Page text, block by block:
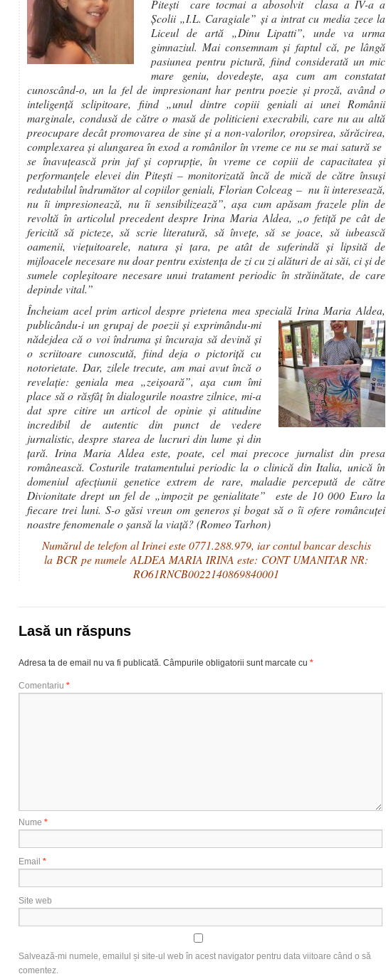
Pitești care tocmai a abosolvit clasa a IV-a a
Școlii „I.L. Caragiale” și a intrat cu media zece la
Liceul de artă „Dinu Lipatti”, unde va urma
gimnaziul. Mai consemnam și faptul că, pe lângă
pasiunea pentru pictură, fiind considerată un mic
mare geniu, dovedește, așa cum am constatat
cunoscând-o, un la fel de impresionant har pentru poezie și proză, având o
inteligență sclipitoare, fiind „unul dintre copiii geniali ai unei Românii
marginale, condusă de către o masă de politicieni execrabili, care nu au altă
preocupare decât promovarea de sine și a non-valorilor, oropsirea, sărăcirea,
complexarea și alungarea în exod a românilor în vreme ce nu se mai satură se
se înavuțească prin jaf și coprupție, în vreme ce copiii de capacitatea și
performanțele elevei din Pitești – monitorizată încă de mică de către însuși
redutabilul îndrumător al copiilor geniali, Florian Colceag – nu îi interesează,
nu îi impresionează, nu îi sensibilizează”, așa cum apăsam frazele plin de
revoltă în articolul precedent despre Irina Maria Aldea, „o fetiță pe cât de
fericită să picteze, să scrie literatură, să învețe, să se joace, să iubească
oamenii, viețuitoarele, natura și țara, pe atât de suferindă și lipsită de
mijloacele necesare nu doar pentru existența de zi cu zi alături de ai săi, ci și de
sumele copleșitoare necesare unui tratament periodic în străinătate, de care
depinde vital.”
Încheiam acel prim articol despre prietena mea specială Irina Maria Aldea,
publicându-i un grupaj de poezii și exprimându-mi
nădejdea că o voi îndruma și încuraja să devină și
o scriitoare cunoscută, fiind deja o pictoriță cu
notorietate. Dar, zilele trecute, am mai avut încă o
revelație: geniala mea „zeișoară”, așa cum îmi
place să o răsfâț în dialogurile noastre zilnice, mi-a
dat spre citire un articol de opinie și atitudine
incredibil de autentic din punct de vedere
jurnalistic, despre starea de lucruri din lume și din
țară. Irina Maria Aldea este, poate, cel mai precoce jurnalist din presa
românească. Costurile tratamentului periodic la o clinică din Italia, unică în
domeniul afecțiunii genetice extrem de rare, maladie percepută de către
Divionitate drept un fel de „impozit pe genialitate” este de 10 000 Euro la
fiecare trei luni. S-o găsi vreun om generos și bogat să o îi ofere româncuței
noastre fenomenale o șansă la viață? (Romeo Tarhon)
Numărul de telefon al Irinei este 0771.288.979, iar contul bancar deschis
la BCR pe numele ALDEA MARIA IRINA este: CONT UMANITAR NR:
RO61RNCB0022140869840001
Lasă un răspuns
Adresa ta de email nu va fi publicată. Câmpurile obligatorii sunt marcate cu *
Comentariu *
Nume *
Email *
Site web
Salvează-mi numele, emailul și site-ul web în acest navigator pentru data viitoare când o să
comentez.